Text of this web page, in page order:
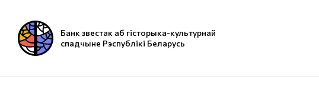
Банк звестак аб гісторыка-культурнай
спадчыне Рэспублікі Беларусь